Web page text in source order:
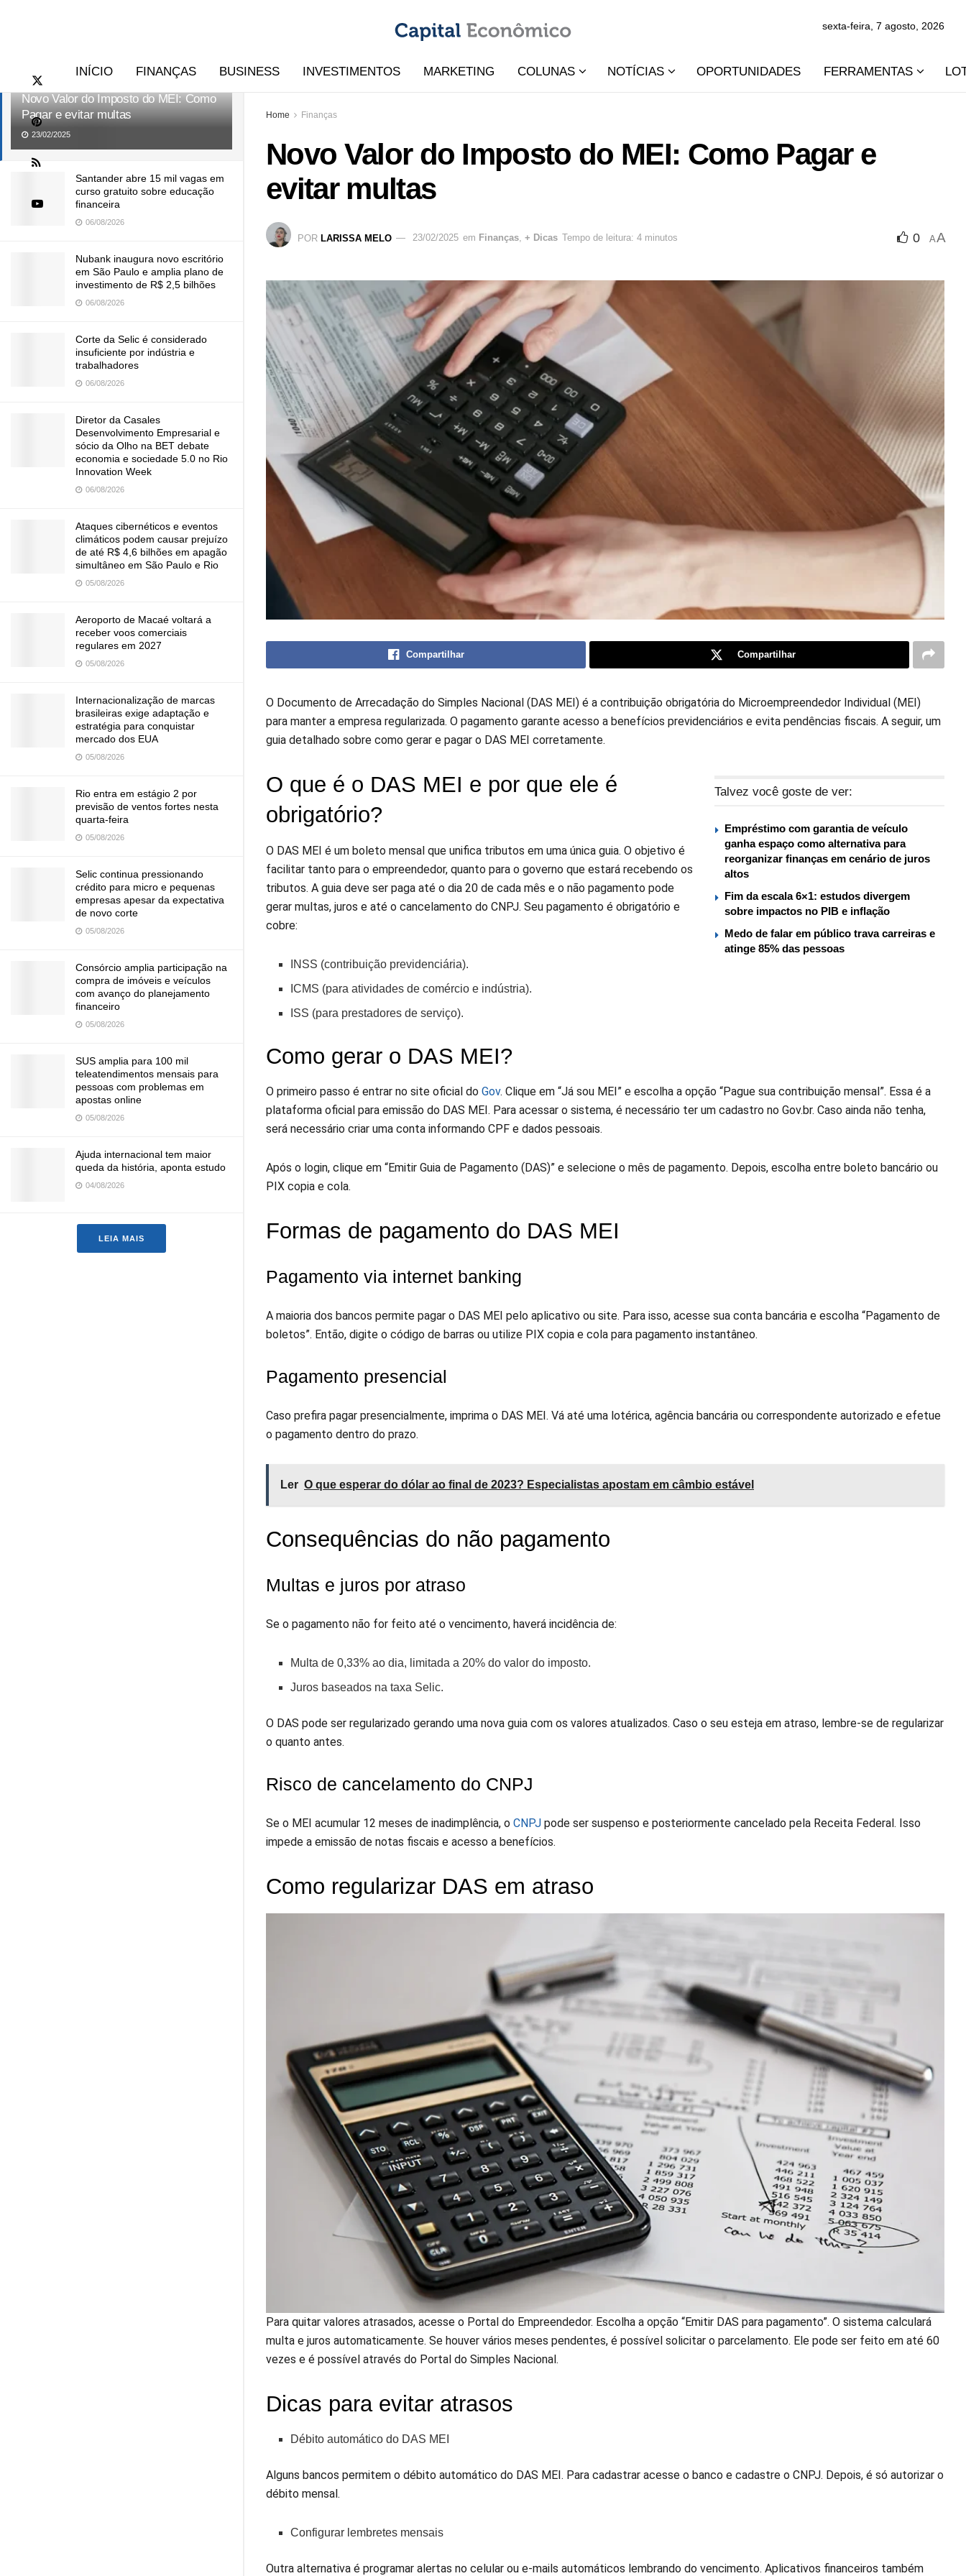
Novo Valor do Imposto do MEI: Como
Pagar e evitar multas
23/02/2025
Santander abre 15 mil vagas em
curso gratuito sobre educação
financeira
06/08/2026
Nubank inaugura novo escritório
em São Paulo e amplia plano de
investimento de R$ 2,5 bilhões
06/08/2026
Corte da Selic é considerado
insuficiente por indústria e
trabalhadores
06/08/2026
Diretor da Casales
Desenvolvimento Empresarial e
sócio da Olho na BET debate
economia e sociedade 5.0 no Rio
Innovation Week
06/08/2026
Ataques cibernéticos e eventos
climáticos podem causar prejuízo
de até R$ 4,6 bilhões em apagão
simultâneo em São Paulo e Rio
05/08/2026
Aeroporto de Macaé voltará a
receber voos comerciais
regulares em 2027
05/08/2026
Internacionalização de marcas
brasileiras exige adaptação e
estratégia para conquistar
mercado dos EUA
05/08/2026
Rio entra em estágio 2 por
previsão de ventos fortes nesta
quarta-feira
05/08/2026
Selic continua pressionando
crédito para micro e pequenas
empresas apesar da expectativa
de novo corte
05/08/2026
Consórcio amplia participação na
compra de imóveis e veículos
com avanço do planejamento
financeiro
05/08/2026
SUS amplia para 100 mil
teleatendimentos mensais para
pessoas com problemas em
apostas online
05/08/2026
Ajuda internacional tem maior
queda da história, aponta estudo
04/08/2026
LEIA MAIS
sexta-feira, 7 agosto, 2026
INÍCIO FINANÇAS BUSINESS INVESTIMENTOS MARKETING COLUNAS NOTÍCIAS OPORTUNIDADES FERRAMENTAS
Home Finanças
Novo Valor do Imposto do MEI: Como Pagar e
evitar multas
POR LARISSA MELO 23/02/2025 em Finanças, + Dicas Tempo de leitura: 4 minutos 0 AA
Compartilhar Compartilhar
O Documento de Arrecadação do Simples Nacional (DAS MEI) é a contribuição obrigatória do Microempreendedor Individual (MEI)
para manter a empresa regularizada. O pagamento garante acesso a benefícios previdenciários e evita pendências fiscais. A seguir, um
guia detalhado sobre como gerar e pagar o DAS MEI corretamente.
Talvez você goste de ver:
Empréstimo com garantia de veículo
ganha espaço como alternativa para
reorganizar finanças em cenário de juros
altos
Fim da escala 6×1: estudos divergem
sobre impactos no PIB e inflação
Medo de falar em público trava carreiras e
atinge 85% das pessoas
O que é o DAS MEI e por que ele é
obrigatório?
O DAS MEI é um boleto mensal que unifica tributos em uma única guia. O objetivo é
facilitar tanto para o empreendedor, quanto para o governo que estará recebendo os
tributos. A guia deve ser paga até o dia 20 de cada mês e o não pagamento pode
gerar multas, juros e até o cancelamento do CNPJ. Seu pagamento é obrigatório e
cobre:
INSS (contribuição previdenciária).
ICMS (para atividades de comércio e indústria).
ISS (para prestadores de serviço).
Como gerar o DAS MEI?
O primeiro passo é entrar no site oficial do Gov. Clique em “Já sou MEI” e escolha a opção “Pague sua contribuição mensal”. Essa é a
plataforma oficial para emissão do DAS MEI. Para acessar o sistema, é necessário ter um cadastro no Gov.br. Caso ainda não tenha,
será necessário criar uma conta informando CPF e dados pessoais.
Após o login, clique em “Emitir Guia de Pagamento (DAS)” e selecione o mês de pagamento. Depois, escolha entre boleto bancário ou
PIX copia e cola.
Formas de pagamento do DAS MEI
Pagamento via internet banking
A maioria dos bancos permite pagar o DAS MEI pelo aplicativo ou site. Para isso, acesse sua conta bancária e escolha “Pagamento de
boletos”. Então, digite o código de barras ou utilize PIX copia e cola para pagamento instantâneo.
Pagamento presencial
Caso prefira pagar presencialmente, imprima o DAS MEI. Vá até uma lotérica, agência bancária ou correspondente autorizado e efetue
o pagamento dentro do prazo.
Ler O que esperar do dólar ao final de 2023? Especialistas apostam em câmbio estável
Consequências do não pagamento
Multas e juros por atraso
Se o pagamento não for feito até o vencimento, haverá incidência de:
Multa de 0,33% ao dia, limitada a 20% do valor do imposto.
Juros baseados na taxa Selic.
O DAS pode ser regularizado gerando uma nova guia com os valores atualizados. Caso o seu esteja em atraso, lembre-se de regularizar
o quanto antes.
Risco de cancelamento do CNPJ
Se o MEI acumular 12 meses de inadimplência, o CNPJ pode ser suspenso e posteriormente cancelado pela Receita Federal. Isso
impede a emissão de notas fiscais e acesso a benefícios.
Como regularizar DAS em atraso
Para quitar valores atrasados, acesse o Portal do Empreendedor. Escolha a opção “Emitir DAS para pagamento”. O sistema calculará
multa e juros automaticamente. Se houver vários meses pendentes, é possível solicitar o parcelamento. Ele pode ser feito em até 60
vezes e é possível através do Portal do Simples Nacional.
Dicas para evitar atrasos
Débito automático do DAS MEI
Alguns bancos permitem o débito automático do DAS MEI. Para cadastrar acesse o banco e cadastre o CNPJ. Depois, é só autorizar o
débito mensal.
Configurar lembretes mensais
Outra alternativa é programar alertas no celular ou e-mails automáticos lembrando do vencimento. Aplicativos financeiros também